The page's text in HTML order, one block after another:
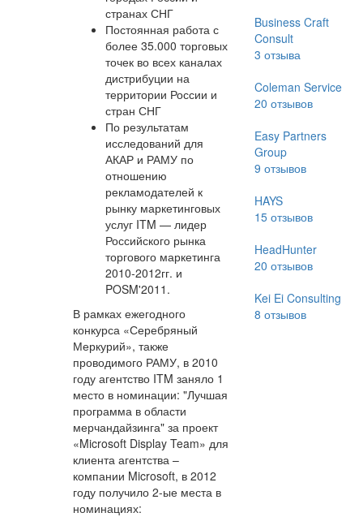
странах СНГ
Постоянная работа с
более 35.000 торговых
точек во всех каналах
дистрибуции на
территории России и
стран СНГ
По результатам
исследований для
АКАР и РАМУ по
отношению
рекламодателей к
рынку маркетинговых
услуг ITM — лидер
Российского рынка
торгового маркетинга
2010-2012гг. и
POSM'2011.
В рамках ежегодного
конкурса «Серебряный
Меркурий», также
проводимого РАМУ, в 2010
году агентство ITM заняло 1
место в номинации: "Лучшая
программа в области
мерчандайзинга" за проект
«Microsoft Display Team» для
клиента агентства –
компании Microsoft, в 2012
году получило 2-ые места в
номинациях:
Business Craft
Consult
3 отзыва
Coleman Service
20 отзывов
Easy Partners
Group
9 отзывов
HAYS
15отзывов
HeadHunter
20 отзывов
Kei Ei Consulting
8 отзывов